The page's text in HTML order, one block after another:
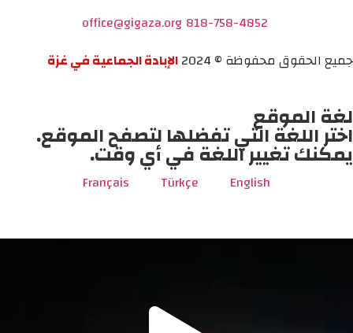
818-758-4852
office@gigaza.org
جميع الحقوق محفوظة © 2024
الإبادة الجماعية في غزة
لغة الموقع
اختر اللغة التي تفضلها لتصفح الموقع.
يمكنك تغيير اللغة في أي وقت.
English
Türkçe
Français